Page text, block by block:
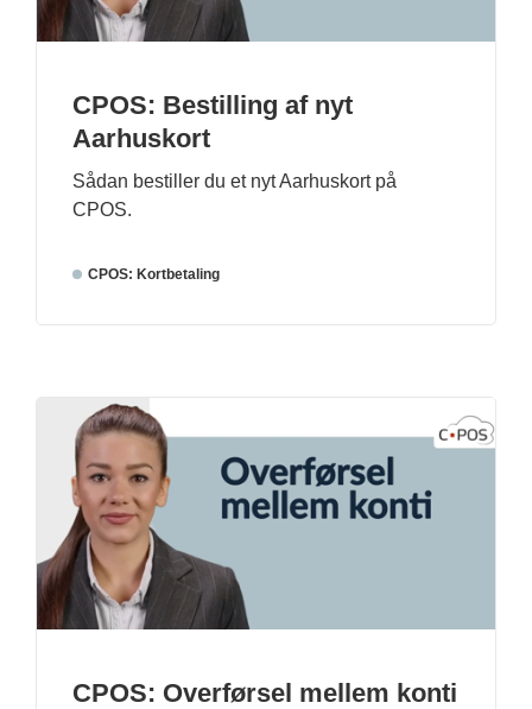
CPOS: Bestilling af nyt
Aarhuskort
Sådan bestiller du et nyt Aarhuskort på
CPOS.
CPOS: Kortbetaling
CPOS: Overførsel mellem konti